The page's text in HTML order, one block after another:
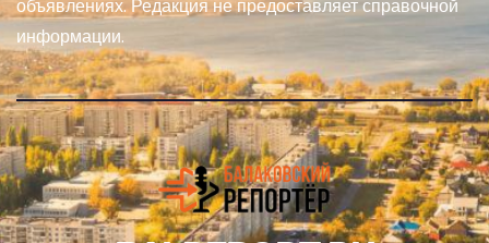
объявлениях. Редакция не предоставляет справочной
информации.